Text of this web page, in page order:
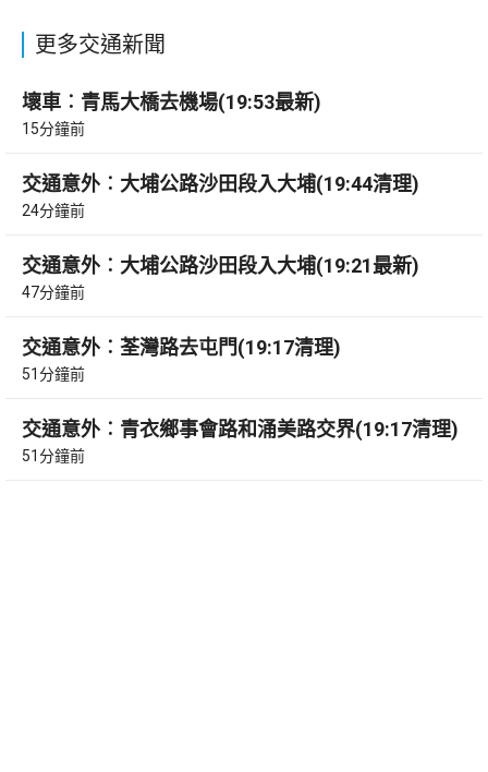
更多交通新聞
壞車︰青馬大橋去機場(19:53最新)
15分鐘前
交通意外︰大埔公路沙田段入大埔(19:44清理)
24分鐘前
交通意外︰大埔公路沙田段入大埔(19:21最新)
47分鐘前
交通意外︰荃灣路去屯門(19:17清理)
51分鐘前
交通意外︰青衣鄉事會路和涌美路交界(19:17清理)
51分鐘前